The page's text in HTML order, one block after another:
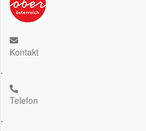
Kontakt
.
Telefon
.